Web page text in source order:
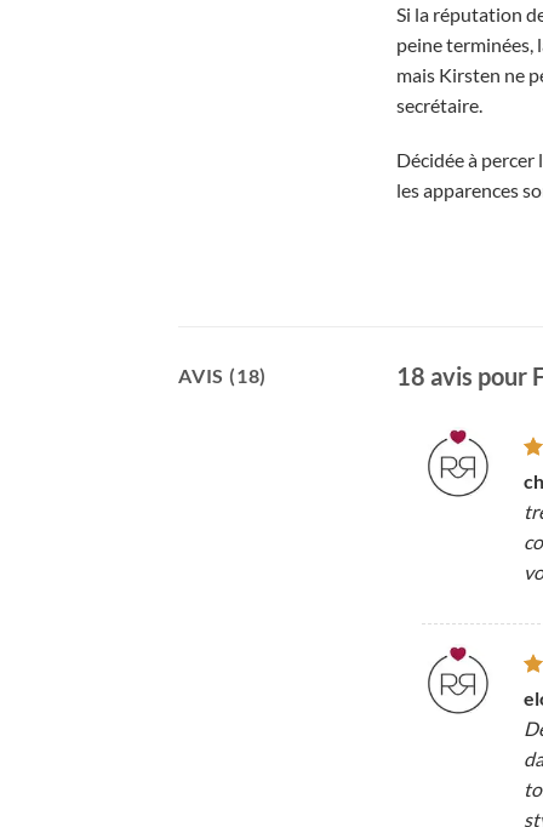
Si la réputation
peine terminées,
mais Kirsten ne
secrétaire.
Décidée à percer
les apparences
AVIS (18) 18 avis pour
5
5